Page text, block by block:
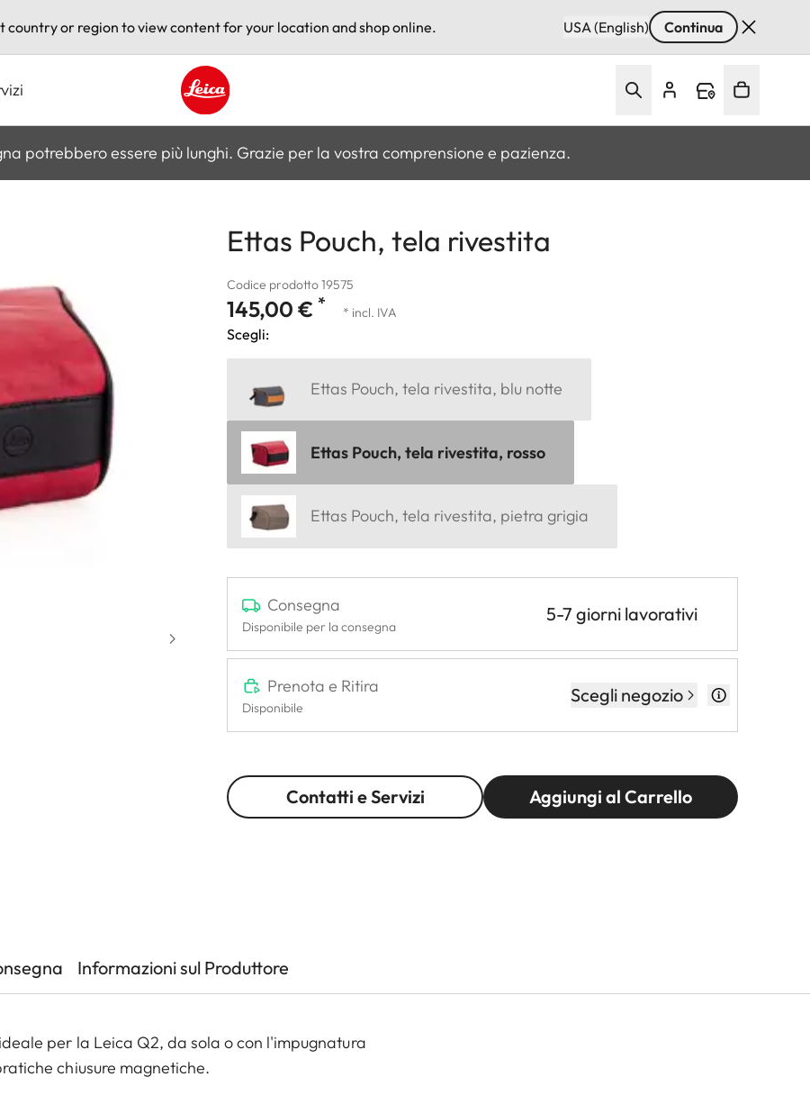
country or region to view content for your location and shop online. USA (English) Continua
Leica logo - Home
potrebbero essere più lunghi. Grazie per la vostra comprensione e pazienza.
Ettas Pouch, tela rivestita
Codice prodotto 19575
145,00 € * * incl. IVA
Scegli:
Ettas Pouch, tela rivestita, blu notte
Ettas Pouch, tela rivestita, rosso
Ettas Pouch, tela rivestita, pietra grigia
Consegna
Disponibile per la consegna
5-7 giorni lavorativi
Prenota e Ritira
Disponibile
Scegli negozio
Contatti e Servizi Aggiungi al Carrello
Informazioni sul Produttore
per la Leica Q2, da sola o con l'impugnatura
chiusure magnetiche.